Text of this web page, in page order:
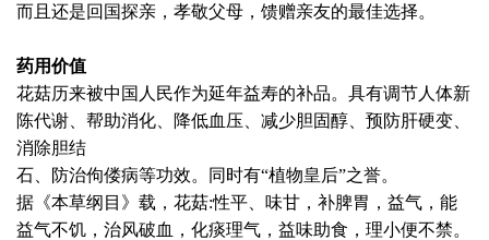
而且还是回国探亲，孝敬父母，馈赠亲友的最佳选择。
药用价值
花菇历来被中国人民作为延年益寿的补品。具有调节人体新
陈代谢、帮助消化、降低血压、减少胆固醇、预防肝硬变、
消除胆结
石、防治佝偻病等功效。同时有“植物皇后”之誉。
据《本草纲目》载，花菇:性平、味甘，补脾胃，益气，能
益气不饥，治风破血，化痰理气，益味助食，理小便不禁。